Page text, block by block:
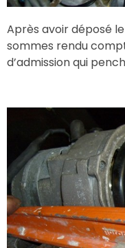
Après avoir déposé
sommes rendu
d’admission qui